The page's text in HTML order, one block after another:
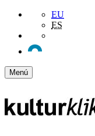
EU
ES
Menú